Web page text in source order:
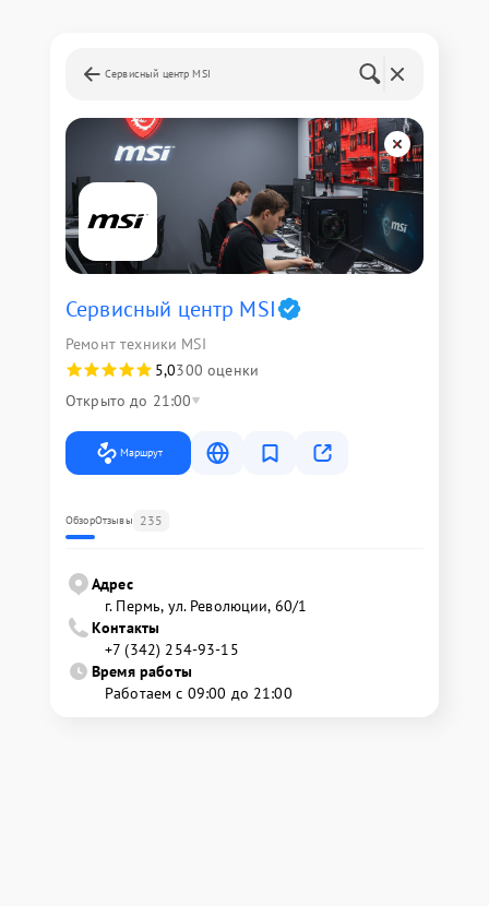
Сервисный центр MSI
Сервисный центр MSI
Ремонт техники MSI
5,0300 оценки
Открыто до 21:00
Маршрут
ОбзорОтзывы 235
Адрес
г. Пермь, ул. ​Революции, 60/1
Контакты
+7 (342) 254-93-15
Время работы
Работаем с 09:00 до 21:00